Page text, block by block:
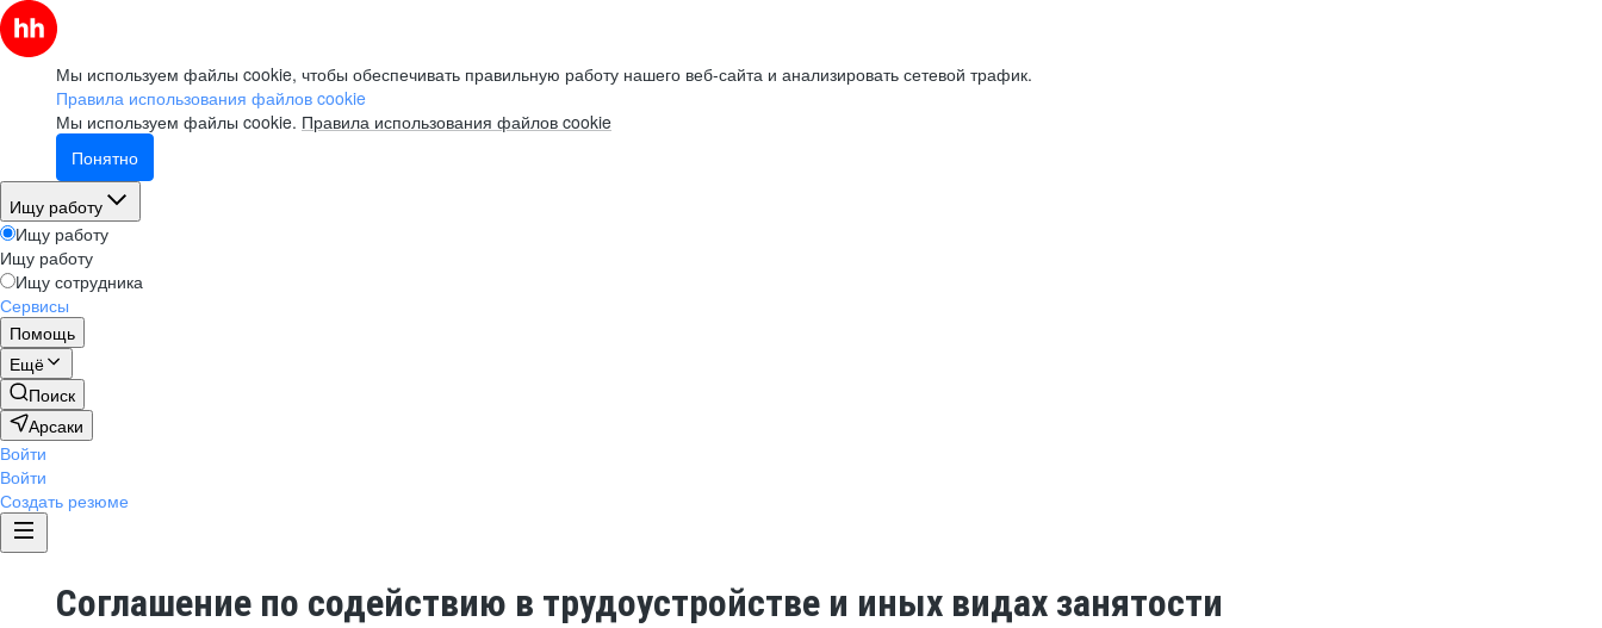
Мы используем файлы cookie, чтобы обеспечивать правильную работу нашего веб-сайта и анализировать сетевой трафик.
Правила использования файлов cookie
Мы используем файлы cookie. Правила использования файлов cookie
Понятно
Ищу работу
Ищу работу
Ищу работу
Ищу сотрудника
Сервисы
Помощь
Ещё
Поиск
Арсаки
Войти
Войти
Создать резюме
Соглашение по содействию в трудоустройстве и иных видах занятости